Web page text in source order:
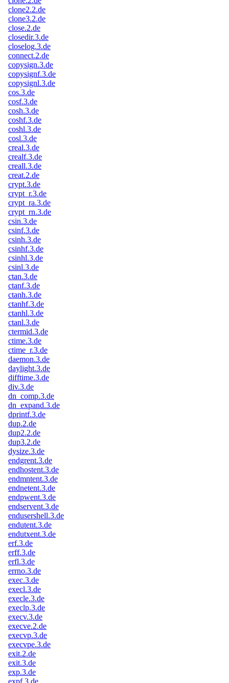
clone2.2.de
clone3.2.de
close.2.de
closedir.3.de
closelog.3.de
connect.2.de
copysign.3.de
copysignf.3.de
copysignl.3.de
cos.3.de
cosf.3.de
cosh.3.de
coshf.3.de
coshl.3.de
cosl.3.de
creal.3.de
crealf.3.de
creall.3.de
creat.2.de
crypt.3.de
crypt_r.3.de
crypt_ra.3.de
crypt_rn.3.de
csin.3.de
csinf.3.de
csinh.3.de
csinhf.3.de
csinhl.3.de
csinl.3.de
ctan.3.de
ctanf.3.de
ctanh.3.de
ctanhf.3.de
ctanhl.3.de
ctanl.3.de
ctermid.3.de
ctime.3.de
ctime_r.3.de
daemon.3.de
daylight.3.de
difftime.3.de
div.3.de
dn_comp.3.de
dn_expand.3.de
dprintf.3.de
dup.2.de
dup2.2.de
dup3.2.de
dysize.3.de
endgrent.3.de
endhostent.3.de
endmntent.3.de
endnetent.3.de
endpwent.3.de
endservent.3.de
endusershell.3.de
endutent.3.de
endutxent.3.de
erf.3.de
erff.3.de
erfl.3.de
errno.3.de
exec.3.de
execl.3.de
execle.3.de
execlp.3.de
execv.3.de
execve.2.de
execvp.3.de
execvpe.3.de
exit.2.de
exit.3.de
exp.3.de
expf.3.de